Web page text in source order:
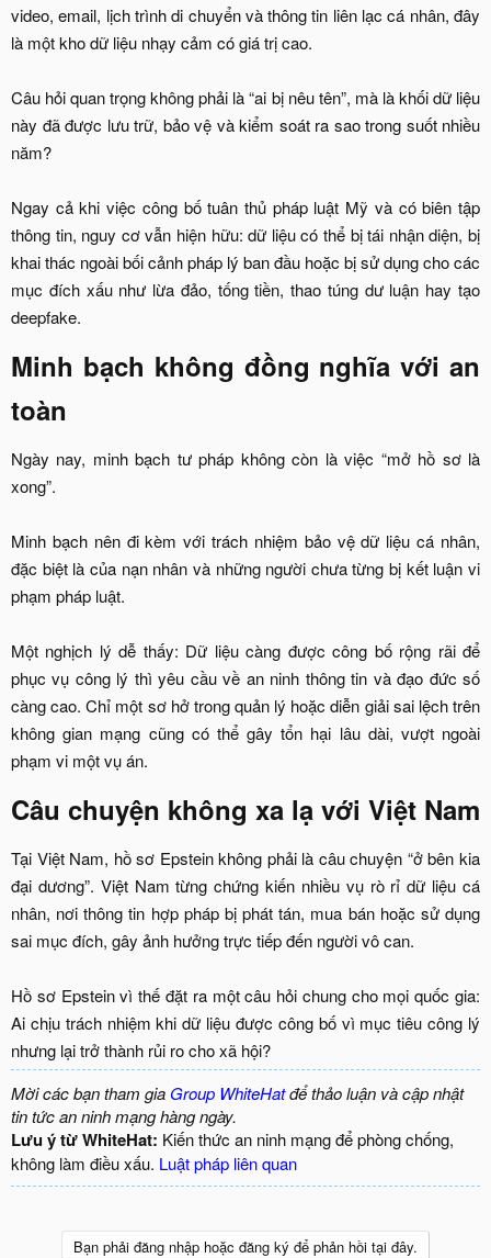
video, email, lịch trình di chuyển và thông tin liên lạc cá nhân, đây
là một kho dữ liệu nhạy cảm có giá trị cao.
Câu hỏi quan trọng không phải là “ai bị nêu tên”, mà là khối dữ liệu
này đã được lưu trữ, bảo vệ và kiểm soát ra sao trong suốt nhiều
năm?
Ngay cả khi việc công bố tuân thủ pháp luật Mỹ và có biên tập
thông tin, nguy cơ vẫn hiện hữu: dữ liệu có thể bị tái nhận diện, bị
khai thác ngoài bối cảnh pháp lý ban đầu hoặc bị sử dụng cho các
mục đích xấu như lừa đảo, tống tiền, thao túng dư luận hay tạo
deepfake.​
Minh bạch không đồng nghĩa với an
toàn
Ngày nay, minh bạch tư pháp không còn là việc “mở hồ sơ là
xong”.
Minh bạch nên đi kèm với trách nhiệm bảo vệ dữ liệu cá nhân,
đặc biệt là của nạn nhân và những người chưa từng bị kết luận vi
phạm pháp luật.
Một nghịch lý dễ thấy: Dữ liệu càng được công bố rộng rãi để
phục vụ công lý thì yêu cầu về an ninh thông tin và đạo đức số
càng cao. Chỉ một sơ hở trong quản lý hoặc diễn giải sai lệch trên
không gian mạng cũng có thể gây tổn hại lâu dài, vượt ngoài
phạm vi một vụ án.​
Câu chuyện không xa lạ với Việt Nam
Tại Việt Nam, hồ sơ Epstein không phải là câu chuyện “ở bên kia
đại dương”. Việt Nam từng chứng kiến nhiều vụ rò rỉ dữ liệu cá
nhân, nơi thông tin hợp pháp bị phát tán, mua bán hoặc sử dụng
sai mục đích, gây ảnh hưởng trực tiếp đến người vô can.
Hồ sơ Epstein vì thế đặt ra một câu hỏi chung cho mọi quốc gia:
Ai chịu trách nhiệm khi dữ liệu được công bố vì mục tiêu công lý
nhưng lại trở thành rủi ro cho xã hội?​
Mời các bạn tham gia Group WhiteHatđể thảo luận và cập nhật
tin tức an ninh mạng hàng ngày.
Lưu ý từ WhiteHat: Kiến thức an ninh mạng để phòng chống,
không làm điều xấu. Luật pháp liên quan
Bạn phải đăng nhập hoặc đăng ký để phản hồi tại đây.